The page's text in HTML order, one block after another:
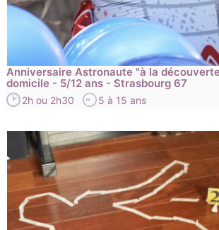
Anniversaire Astronaute "à la découverte
domicile - 5/12 ans - Strasbourg 67
2h ou 2h30 5 à 15 ans